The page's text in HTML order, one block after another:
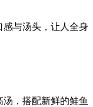
感与汤头，让人全身
，搭配新鲜的鲑鱼